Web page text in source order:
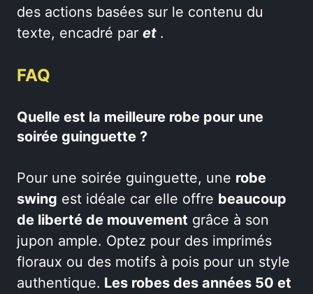
des actions basées sur le contenu du
texte, encadré par et .
FAQ
Quelle est la meilleure robe pour une
soirée guinguette ?
Pour une soirée guinguette, une robe
swing est idéale car elle offre beaucoup
de liberté de mouvement grâce à son
jupon ample. Optez pour des imprimés
floraux ou des motifs à pois pour un style
authentique. Les robes des années 50 et